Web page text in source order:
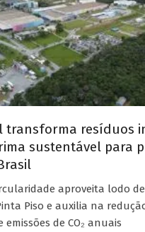
transforma resíduos
sustentável para
aproveita lodo
Piso e auxilia na
de CO₂ anuais